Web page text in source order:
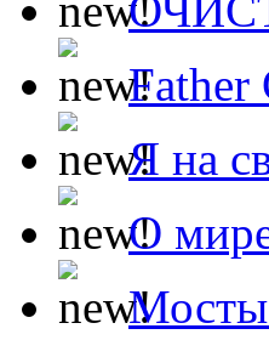
Father
Я на
О